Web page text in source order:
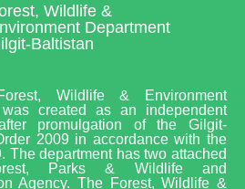
Wildlife &
Department
Baltistan
Wildlife & Environment
was created as an independent
promulgation of the Gilgit-
2009 in accordance with the
The department has two attached
Parks & Wildlife and
Agency. The Forest, Wildlife &